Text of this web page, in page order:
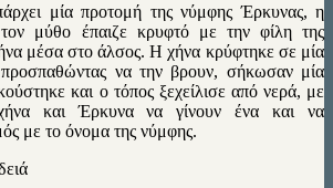
μία προτομή της νύμφης Έρκυνας, η
μύθο έπαιζε κρυφτό με την φίλη της
μέσα στο άλσος. Η χήνα κρύφτηκε σε μία
προσπαθώντας να την βρουν, σήκωσαν μία
και ο τόπος ξεχείλισε από νερά, με
και Έρκυνα να γίνουν ένα και να
με το όνομα της νύμφης.